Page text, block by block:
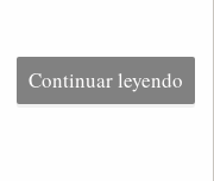
Continuar leyendo